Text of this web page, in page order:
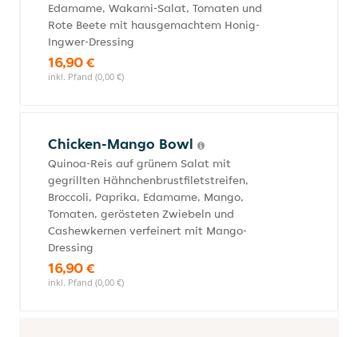
Edamame, Wakami-Salat, Tomaten und
Rote Beete mit hausgemachtem Honig-
Ingwer-Dressing
16,90 €
inkl. Pfand (0,00 €)
Chicken-Mango Bowl
Quinoa-Reis auf grünem Salat mit
gegrillten Hähnchenbrustfiletstreifen,
Broccoli, Paprika, Edamame, Mango,
Tomaten, gerösteten Zwiebeln und
Cashewkernen verfeinert mit Mango-
Dressing
16,90 €
inkl. Pfand (0,00 €)